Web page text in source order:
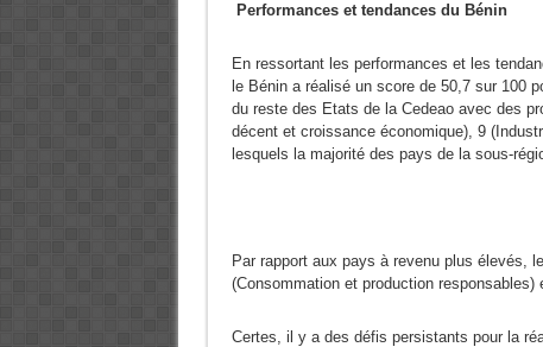
Performances et tendances du Bénin
En ressortant les performances et les
le Bénin a réalisé un score de 50,7 sur 100
du reste des Etats de la Cedeao avec des
décent et croissance économique), 9
lesquels la majorité des pays de la sous-
Par rapport aux pays à revenu plus élevés,
(Consommation et production
Certes, il y a des défis persistants pour la